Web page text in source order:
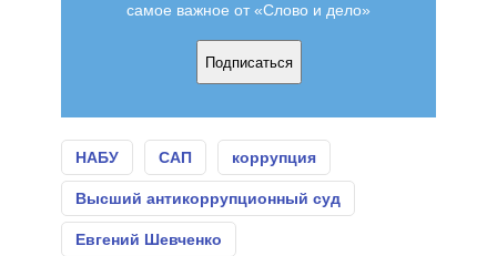
самое важное от «Слово и дело»
Подписаться
НАБУ САП коррупция
Высший антикоррупционный суд
Евгений Шевченко